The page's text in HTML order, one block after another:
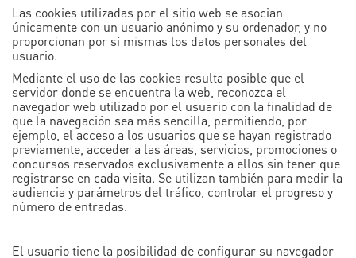
Las cookies utilizadas por el sitio web se asocian
únicamente con un usuario anónimo y su ordenador, y no
proporcionan por sí mismas los datos personales del
usuario.
Mediante el uso de las cookies resulta posible que el
servidor donde se encuentra la web, reconozca el
navegador web utilizado por el usuario con la finalidad de
que la navegación sea más sencilla, permitiendo, por
ejemplo, el acceso a los usuarios que se hayan registrado
previamente, acceder a las áreas, servicios, promociones o
concursos reservados exclusivamente a ellos sin tener que
registrarse en cada visita. Se utilizan también para medir la
audiencia y parámetros del tráfico, controlar el progreso y
número de entradas.
El usuario tiene la posibilidad de configurar su navegador